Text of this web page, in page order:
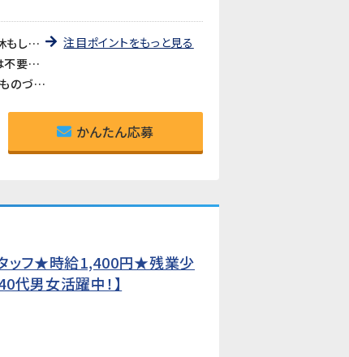
《残業ほぼなし・ほぼ毎日定時退社》時間外労働の発生がほとんどない職場です。GW・夏季・年末年始の大型連休もしっかりあり、プライベートや家庭との両立を重視したい方に最適です。
《図面や設計の専門知識は一切不要》「図面管理」と聞くと難しそうに感じるかもしれませんが、専門知識や経験は不要です。Excelの基本操作とメール対応ができれば、未経験からスタートできます。
《技術部門を支えるやりがいのある仕事》設計・技術スタッフのサポート役として、図面の管理や資料作成を担当。ものづくりの現場を縁の下で支える充実感が得られるポジションです。
注目ポイントをもっと見る
かんたん応募
ッフ★時給1,400円★残業少
代男女活躍中！】